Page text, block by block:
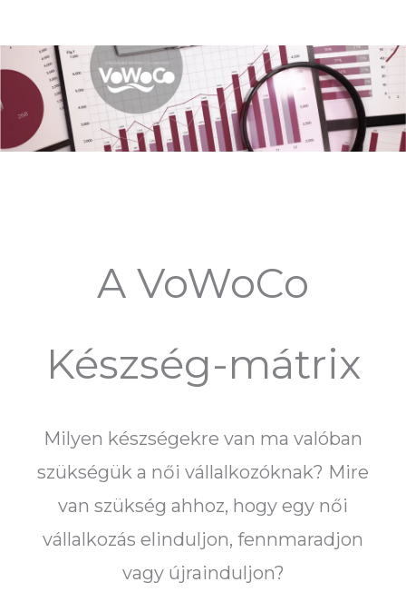
content
A VoWoCo
Készség-mátrix
Milyen készségekre van ma valóban
szükségük a női vállalkozóknak? Mire
van szükség ahhoz, hogy egy női
vállalkozás elinduljon, fennmaradjon
vagy újrainduljon?